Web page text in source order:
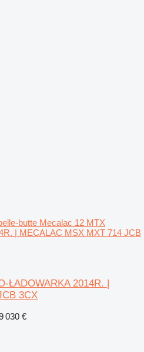
butte Mecalac 12 MTX
| MECALAC MSX MXT 714 JCB
ŁADOWARKA 2014R. |
3CX
030 €